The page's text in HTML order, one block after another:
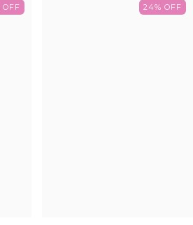
OFF 24% OFF